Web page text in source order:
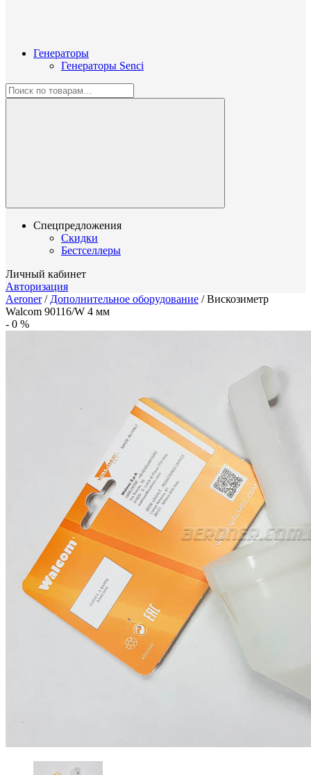
Генераторы
Генераторы Senci
Спецпредложения
Скидки
Бестселлеры
Личный кабинет
Авторизация
Aeroner/ Дополнительное оборудование /Вискозиметр
Walcom 90116/W 4 мм
- 0 %